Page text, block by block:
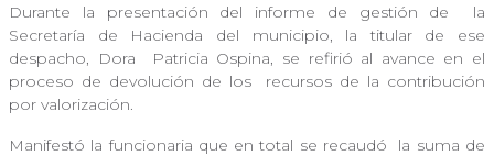
Durante la presentación del informe de gestión de
la
Secretaría de Hacienda del municipio, la titular de ese
despacho, Dora
Patricia Ospina, se refirió al avance en el
proceso de devolución de los
recursos de la contribución
por valorización.
Manifestó la funcionaria que en total se recaudó
la suma de